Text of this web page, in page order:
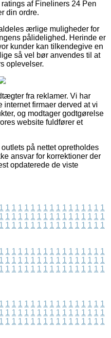
af Fineliners 24 Pen
din ordre.
ærlige muligheder for
pålidelighed. Herinde er
kunder kan tilkendegive en
så vel bør anvendes til at
oplevelser.
fra reklamer. Vi har
internet firmaer derved at vi
og modtager godtgørelse
website fuldfører et
på nettet opretholdes
ansvar for korrektioner der
opdaterede de viste
1 1 1 1 1 1 1 1 1 1 1 1 1 1 1 1 1
1 1 1 1 1 1 1 1 1 1 1 1 1 1 1 1 1
1 1 1 1 1 1 1 1 1 1 1 1 1 1 1 1 1
1 1 1 1 1 1 1 1 1 1 1 1 1 1 1 1 1
1 1 1 1 1 1 1 1 1 1 1 1 1 1 1 1 1
1 1 1 1 1 1 1 1 1 1 1 1 1 1 1 1 1
1 1 1 1 1 1 1 1 1 1 1 1 1 1 1 1 1
1 1 1 1 1 1 1 1 1 1 1 1 1 1 1 1 1
1 1 1 1 1 1 1 1 1 1 1 1 1 1 1 1 1